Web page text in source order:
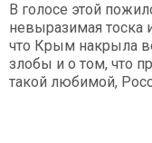
В голосе этой
невыразимая тоска
что Крым накрыла
злобы и о том, что
такой любимой,